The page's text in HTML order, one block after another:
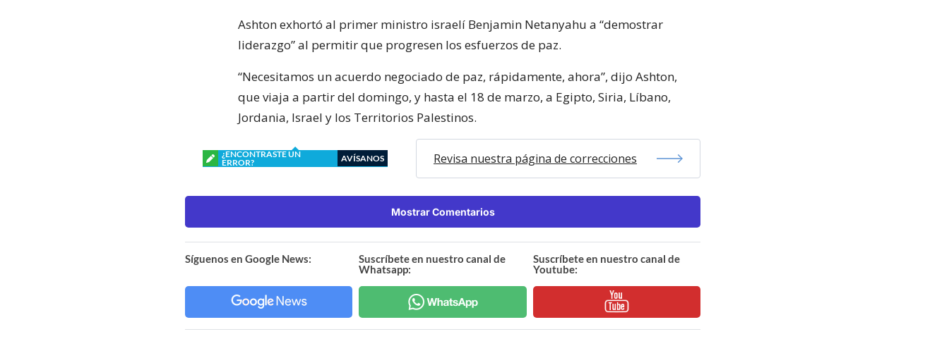
Ashton exhortó al primer ministro israelí Benjamin Netanyahu a “demostrar
liderazgo” al permitir que progresen los esfuerzos de paz.
“Necesitamos un acuerdo negociado de paz, rápidamente, ahora”, dijo Ashton,
que viaja a partir del domingo, y hasta el 18 de marzo, a Egipto, Siria, Líbano,
Jordania, Israel y los Territorios Palestinos.
¿ENCONTRASTE UN
ERROR?
AVÍSANOS Revisa nuestra página de correcciones
Mostrar Comentarios
Síguenos en Google News:
Suscríbete en nuestro canal de
Whatsapp:
Suscríbete en nuestro canal de
Youtube: